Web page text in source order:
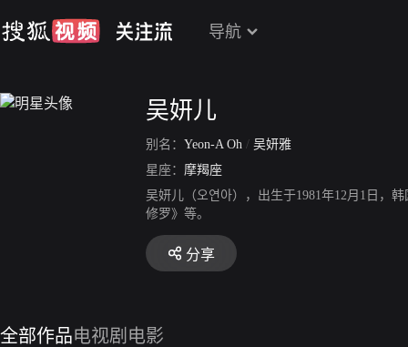
导航
吴妍儿
别名： Yeon-A Oh / 吴妍雅
星座： 摩羯座
吴妍儿（오연아），出生于1981年12月1日，
修罗》等。
分享
全部作品电视剧 电影